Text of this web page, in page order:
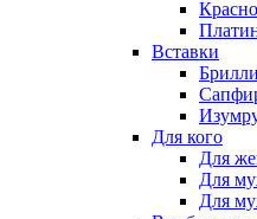
Вставки
Для кого
Для
Для
Для